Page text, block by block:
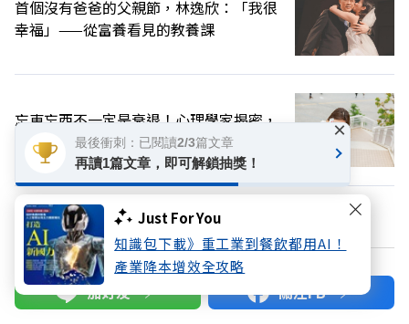
Just For You
知識包下載》重工業到餐飲都用AI！
產業降本增效全攻略
首個沒有爸爸的父親節，林逸欣：「我很
幸福」——從富養看見的教養課
忘東忘西不一定是衰退！心理學家揭密，
這2種健忘習慣其實是「高效思考」的表現
換個主題看看
加好友 關注FB
最後衝刺：已閱讀2/3篇文章
再讀1篇文章，即可解鎖抽獎！
×